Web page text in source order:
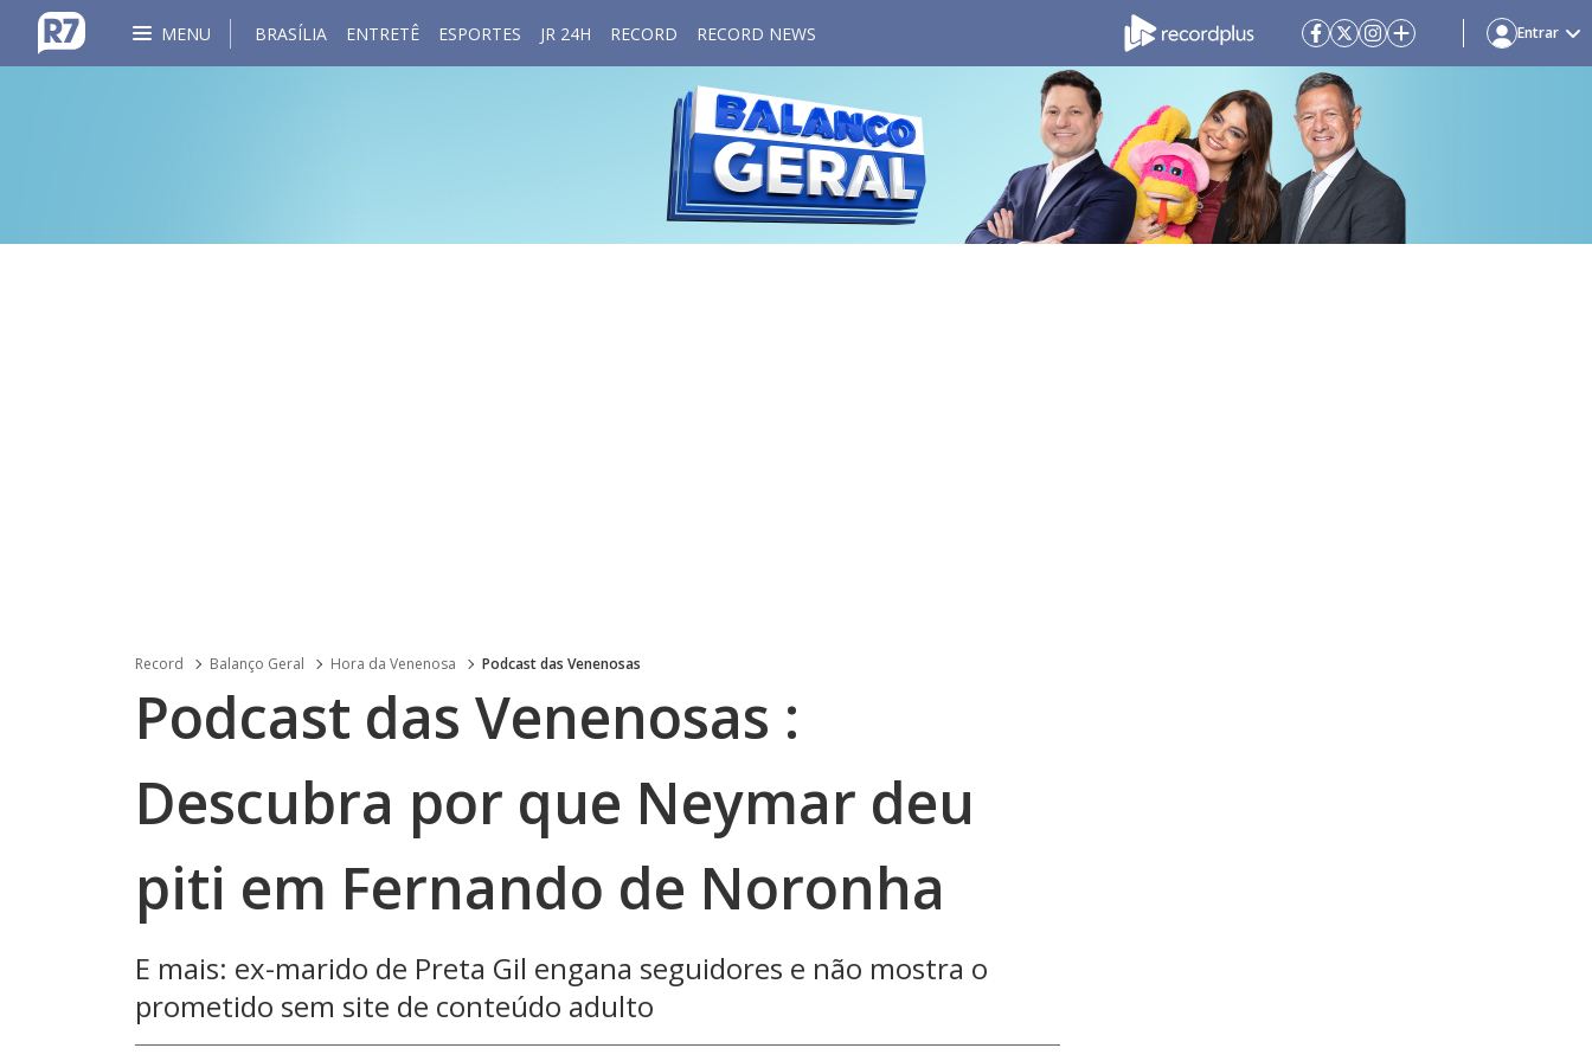
MENU BRASÍLIA ENTRETÊ ESPORTES JR 24H RECORD RECORD NEWS Entrar
Record Balanço Geral Hora da Venenosa Podcast das Venenosas
Podcast das Venenosas :
Descubra por que Neymar deu
piti em Fernando de Noronha
E mais: ex-marido de Preta Gil engana seguidores e não mostra o
prometido sem site de conteúdo adulto